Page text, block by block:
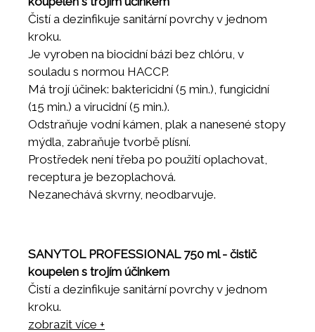
Čistí a dezinfikuje sanitární povrchy v jednom
kroku.
Je vyroben na biocidní bázi bez chlóru, v
souladu s normou HACCP.
Má trojí účinek: baktericidní (5 min.), fungicidní
(15 min.) a virucidní (5 min.).
Odstraňuje vodní kámen, plak a nanesené stopy
mýdla, zabraňuje tvorbě plísní.
Prostředek není třeba po použití oplachovat,
receptura je bezoplachová.
Nezanechává skvrny, neodbarvuje.
SANYTOL PROFESSIONAL 750 ml - čistič
koupelen s trojím účinkem
Čistí a dezinfikuje sanitární povrchy v jednom
kroku.
Je vyroben na biocidní bázi bez chlóru, v
zobrazit více +